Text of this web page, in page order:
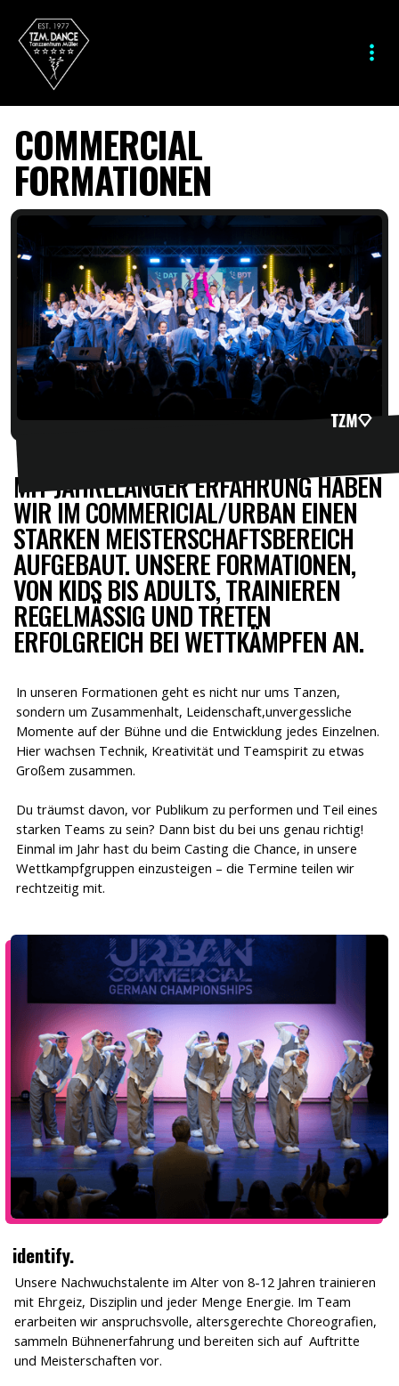
COMMERCIAL
FORMATIONEN
MIT JAHRELANGER ERFAHRUNG HABEN
WIR IM COMMERICIAL/URBAN EINEN
STARKEN MEISTERSCHAFTSBEREICH
AUFGEBAUT. UNSERE FORMATIONEN,
VON KIDS BIS ADULTS, TRAINIEREN
REGELMÄSSIG UND TRETEN E
RFOLGREICH BEI WETTKÄMPFEN AN.
In unseren Formationen geht es nicht nur ums Tanzen,
sondern um Zusammenhalt, Leidenschaft,unvergessliche
Momente auf der Bühne und die Entwicklung jedes Einzelnen.
Hier wachsen Technik, Kreativität und Teamspirit zu etwas
Großem zusammen.
Du träumst davon, vor Publikum zu performen und Teil eines
starken Teams zu sein? Dann bist du bei uns genau richtig!
Einmal im Jahr hast du beim Casting die Chance, in unsere
Wettkampfgruppen einzusteigen – die Termine teilen wir
rechtzeitig mit.
identify.
Unsere Nachwuchstalente im Alter von 8-12 Jahren trainieren
mit Ehrgeiz, Disziplin und jeder Menge Energie. Im Team
erarbeiten wir anspruchsvolle, altersgerechte Choreografien,
sammeln Bühnenerfahrung und bereiten sich auf Auftritte
und Meisterschaften vor.